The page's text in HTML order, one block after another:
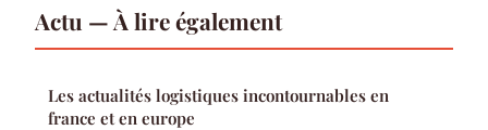
Actu — À lire également
Les actualités logistiques incontournables en
france et en europe